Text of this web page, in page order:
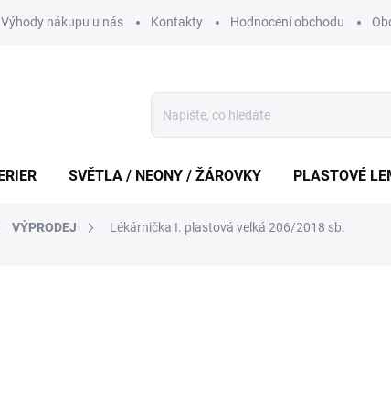
Výhody nákupu u nás Kontakty Hodnocení obchodu
SVĚTLA / NEONY / ŽÁROVKY PLASTOVÉ
VÝPRODEJ Lékárnička I. plastová velká 206/2018 sb.